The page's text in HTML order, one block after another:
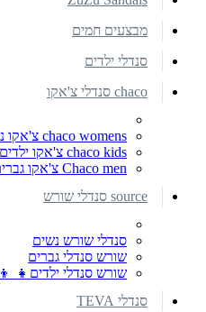
מבצעים חמים
סנדלי ילדים
chaco סנדלי צ'אקו
chaco womens צ'אקו נשים
chaco kids צ'אקו ילדים 👧 👦
Chaco men צ'אקו גברים
source סנדלי שורש
סנדלי שורש נשים
שורש סנדלי גברים
שורש סנדלי ילדים👧 👦
סנדלי TEVA